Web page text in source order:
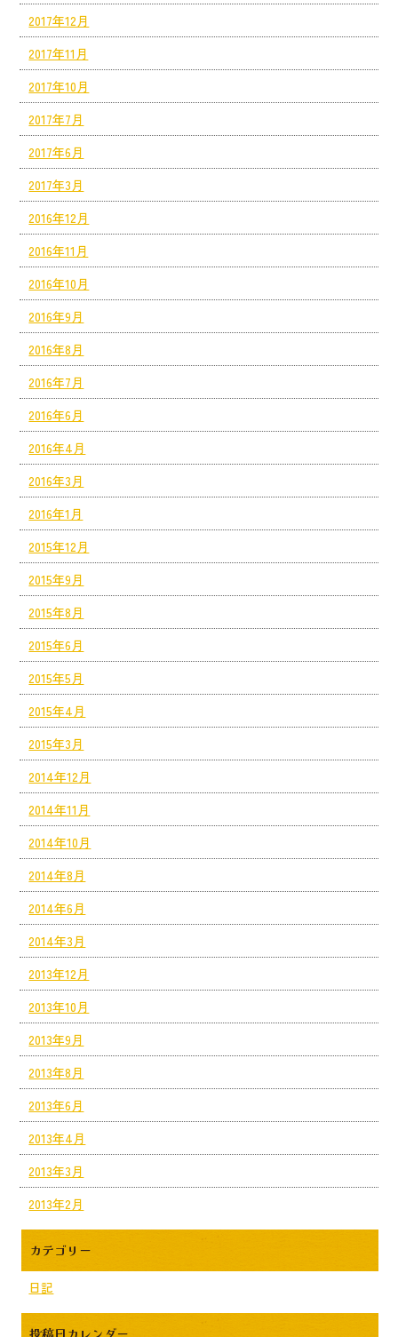
2017年12月
2017年11月
2017年10月
2017年7月
2017年6月
2017年3月
2016年12月
2016年11月
2016年10月
2016年9月
2016年8月
2016年7月
2016年6月
2016年4月
2016年3月
2016年1月
2015年12月
2015年9月
2015年8月
2015年6月
2015年5月
2015年4月
2015年3月
2014年12月
2014年11月
2014年10月
2014年8月
2014年6月
2014年3月
2013年12月
2013年10月
2013年9月
2013年8月
2013年6月
2013年4月
2013年3月
2013年2月
カテゴリー
日記